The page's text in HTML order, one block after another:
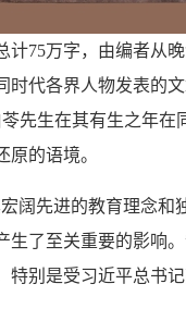
万字，由编者从晚
代各界人物发表的
先生在其有生之年
的语境。
先进的教育理念和
了至关重要的影响
别是受习近平总书